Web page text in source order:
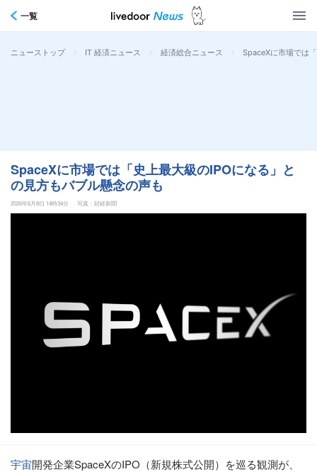
一覧
ニューストップ > IT 経済ニュース > 経済総合ニュース > SpaceXに市場では
SpaceXに市場では「史上最大級のIPOになる」と
の見方もバブル懸念の声も
2026年6月8日 14時34分 写真：財経新聞
宇宙開発企業SpaceXのIPO（新規株式公開）を巡る観測が、